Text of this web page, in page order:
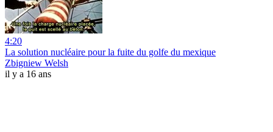
4:20
La solution nucléaire pour la fuite du golfe du mexique
Zbigniew Welsh
il y a 16 ans